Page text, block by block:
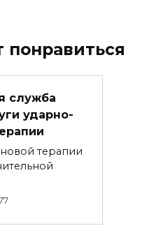
служба
ударно-
терапии